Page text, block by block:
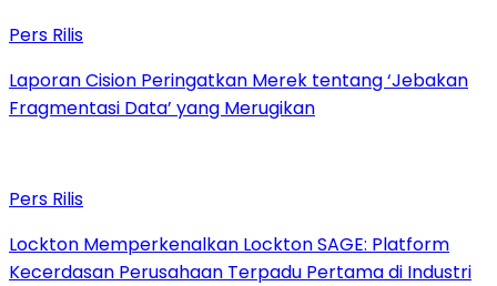
Pers Rilis
Laporan Cision Peringatkan Merek tentang ‘Jebakan
Fragmentasi Data’ yang Merugikan
Pers Rilis
Lockton Memperkenalkan Lockton SAGE: Platform
Kecerdasan Perusahaan Terpadu Pertama di Industri